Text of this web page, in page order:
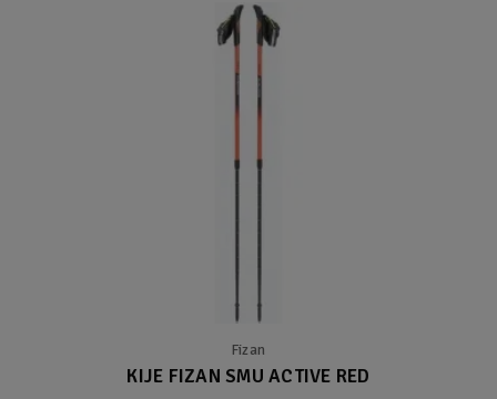
Fizan
KIJE FIZAN SMU ACTIVE RED